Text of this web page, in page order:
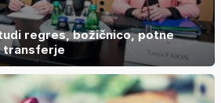
regres, božičnico, potne
transferje